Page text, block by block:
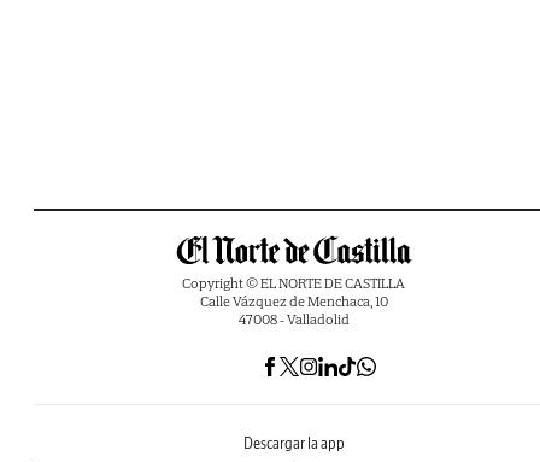
Copyright © EL NORTE DE CASTILLA
Calle Vázquez de Menchaca, 10
47008 - Valladolid
Descargar la app